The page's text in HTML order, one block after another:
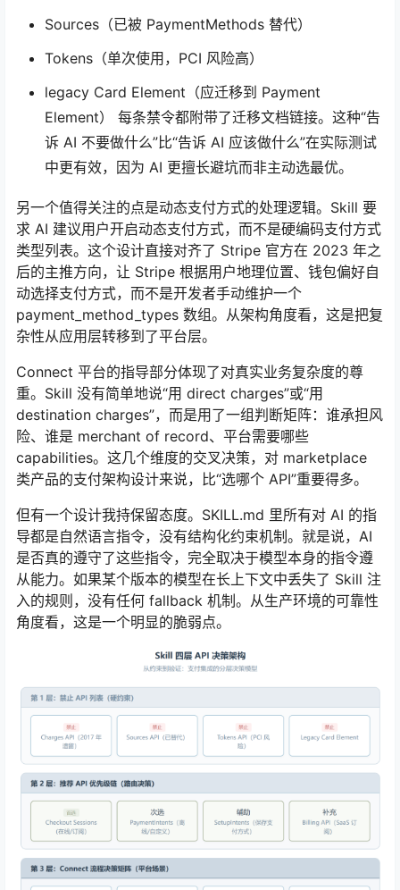
Sources（已被 PaymentMethods 替代）
Tokens（单次使用，PCI 风险高）
legacy Card Element（应迁移到 Payment
Element） 每条禁令都附带了迁移文档链接。这种“告
诉 AI 不要做什么”比“告诉 AI 应该做什么”在实际测试
中更有效，因为 AI 更擅长避坑而非主动选最优。
另一个值得关注的点是动态支付方式的处理逻辑。Skill 要
求 AI 建议用户开启动态支付方式，而不是硬编码支付方式
类型列表。这个设计直接对齐了 Stripe 官方在 2023 年之
后的主推方向，让 Stripe 根据用户地理位置、钱包偏好自
动选择支付方式，而不是开发者手动维护一个
payment_method_types 数组。从架构角度看，这是把复
杂性从应用层转移到了平台层。
Connect 平台的指导部分体现了对真实业务复杂度的尊
重。Skill 没有简单地说“用 direct charges”或“用
destination charges”，而是用了一组判断矩阵：谁承担风
险、谁是 merchant of record、平台需要哪些
capabilities。这几个维度的交叉决策，对 marketplace
类产品的支付架构设计来说，比“选哪个 API”重要得多。
但有一个设计我持保留态度。SKILL.md 里所有对 AI 的指
导都是自然语言指令，没有结构化约束机制。就是说，AI
是否真的遵守了这些指令，完全取决于模型本身的指令遵
从能力。如果某个版本的模型在长上下文中丢失了 Skill 注
入的规则，没有任何 fallback 机制。从生产环境的可靠性
角度看，这是一个明显的脆弱点。